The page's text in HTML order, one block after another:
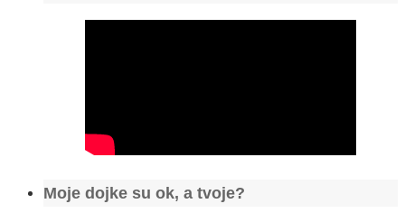
Moje dojke su ok, a tvoje?